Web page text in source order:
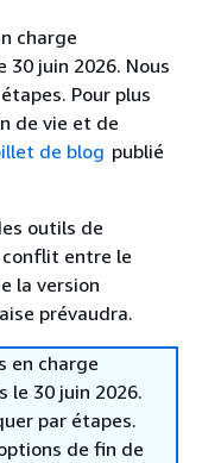
charge
30 juin 2026. Nous
Pour plus
de vie et de
de blog publié
outils de
entre le
la version
prévaudra.
en charge
le 30 juin 2026.
par étapes.
de fin de